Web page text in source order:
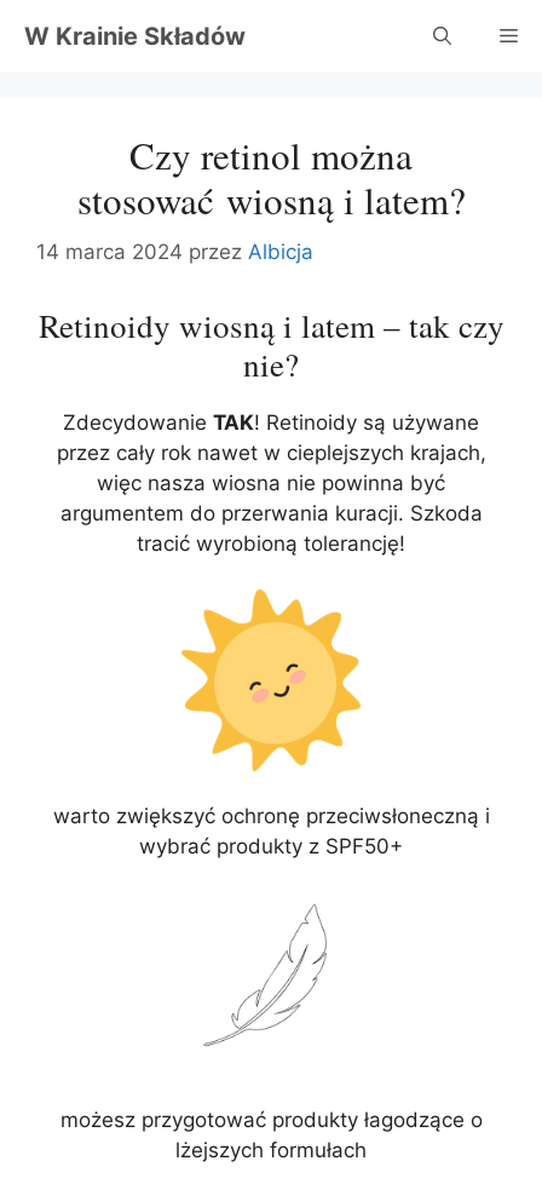
W Krainie Składów
Czy retinol można
stosować wiosną i latem?
14 marca 2024 przez Albicja
Retinoidy wiosną i latem – tak czy
nie?
Zdecydowanie TAK! Retinoidy są używane
przez cały rok nawet w cieplejszych krajach,
więc nasza wiosna nie powinna być
argumentem do przerwania kuracji. Szkoda
tracić wyrobioną tolerancję!
warto zwiększyć ochronę przeciwsłoneczną i
wybrać produkty z SPF50+
możesz przygotować produkty łagodzące o
lżejszych formułach